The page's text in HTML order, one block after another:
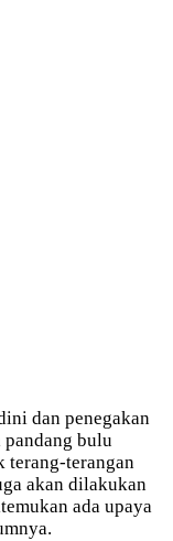
dan penegakan
pandang bulu
terang-terangan
akan dilakukan
ada upaya